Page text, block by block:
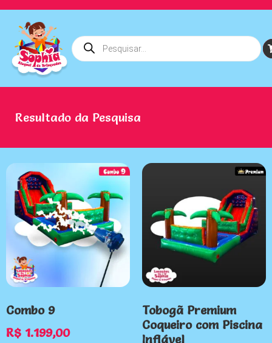
Resultado da Pesquisa
Combo 9
R$ 1.199,00
Tobogã Premium
Coqueiro com Piscina
Inflável